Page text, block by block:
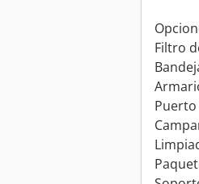
Filtro
Puerto